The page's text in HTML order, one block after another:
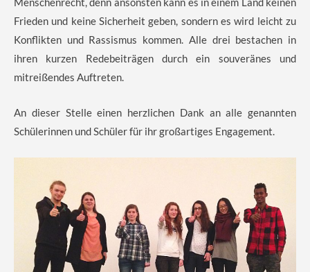
Frieden und keine Sicherheit geben, sondern es wird leicht zu
Konflikten und Rassismus kommen. Alle drei bestachen in
ihren kurzen Redebeiträgen durch ein souveränes und
mitreißendes Auftreten.
An dieser Stelle einen herzlichen Dank an alle genannten
Schülerinnen und Schüler für ihr großartiges Engagement.